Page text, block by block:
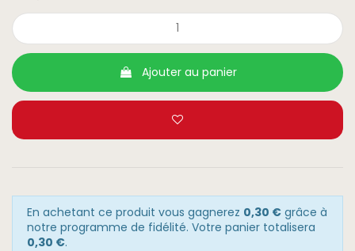
Ajouter au panier
En achetant ce produit vous gagnerez 0,30 €grâce à
notre programme de fidélité. Votre panier totalisera
0,30 €.